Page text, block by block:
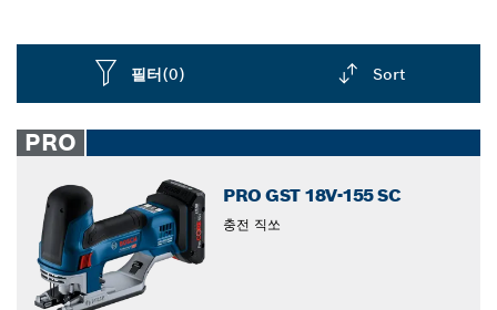
필터(0) Sort
closed
PRO
PRO GST 18V-155 SC
충전 직쏘